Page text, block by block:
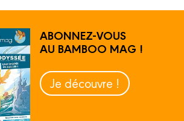
ABONNEZ-VOUS
AU BAMBOO MAG !
Je découvre !